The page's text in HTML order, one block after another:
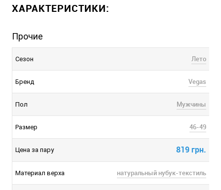
ХАРАКТЕРИСТИКИ:
Прочие
Сезон Лето
Бренд Vegas
Пол Мужчины
Размер 46-49
Цена за пару 819 грн.
Материал верха натуральный нубук-текстиль